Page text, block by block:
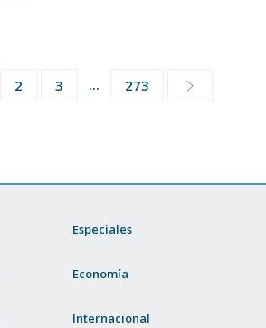
2 3 ... 273
Especiales
Economía
Internacional